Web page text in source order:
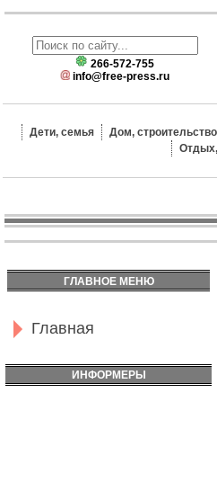
266-572-755
info@free-press.ru
Дети, семья Дом,
ГЛАВНОЕ МЕНЮ
Главная
ИНФОРМЕРЫ